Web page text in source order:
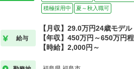
積極採用中
夏～秋入職可
給与
【月収】29.0万円24歳モデル
【年収】450万円～650万円
【時給】2,000円～